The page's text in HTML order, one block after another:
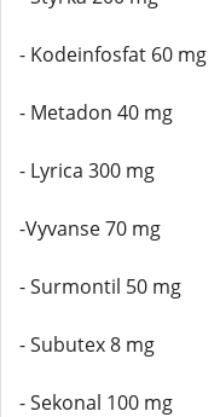
- Kodeinfosfat 60 mg
- Metadon 40 mg
- Lyrica 300 mg
-Vyvanse 70 mg
- Surmontil 50 mg
- Subutex 8 mg
- Sekonal 100 mg